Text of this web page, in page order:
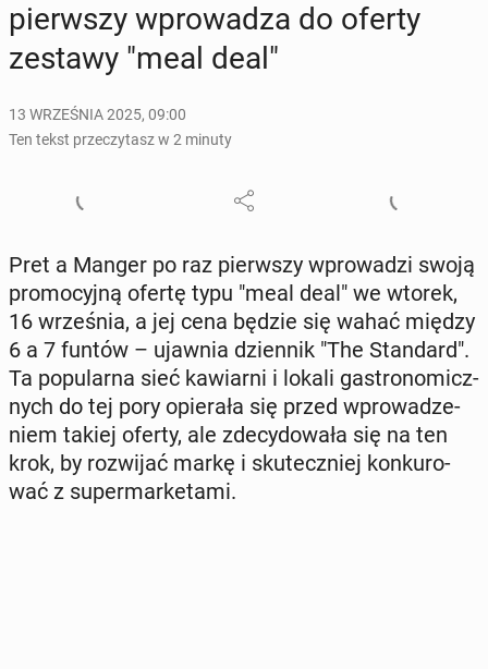
pierw­szy wpro­wa­dza do oferty
zestawy "meal deal"
13 WRZEŚNIA 2025, 09:00
Ten tekst przeczytasz w 2 minuty
Pret a Manger po raz pierw­szy wpro­wa­dzi swoją
pro­mo­cyj­ną ofertę typu "meal deal" we wtorek,
16 wrze­śnia, a jej cena będzie się wahać między
6 a 7 funtów – ujawnia dzien­nik "The Stan­dard".
Ta po­pu­lar­na sieć ka­wiar­ni i lokali ga­stro­no­micz­
nych do tej pory opie­ra­ła się przed wpro­wa­dze­
niem takiej oferty, ale zde­cy­do­wa­ła się na ten
krok, by roz­wi­jać markę i sku­tecz­niej kon­ku­ro­
wać z su­per­mar­ke­ta­mi.